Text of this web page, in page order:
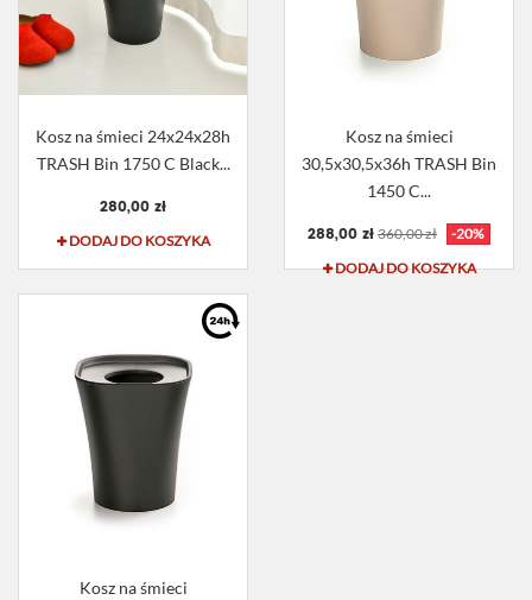
Kosz na śmieci 24x24x28h
TRASH Bin 1750 C Black...
280,00 zł
DODAJ DO KOSZYKA
Kosz na śmieci
30,5x30,5x36h TRASH Bin
1450 C...
288,00 zł 360,00 zł
-20%
DODAJ DO KOSZYKA
Kosz na śmieci